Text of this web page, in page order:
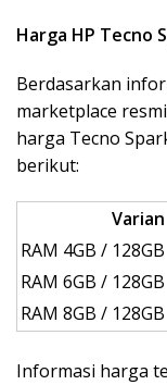
Harga HP Tecno
Berdasarkan
marketplace
harga Tecno
berikut:
Varian
RAM 4GB / 128GB
RAM 6GB / 128GB
RAM 8GB / 128GB
Informasi harga